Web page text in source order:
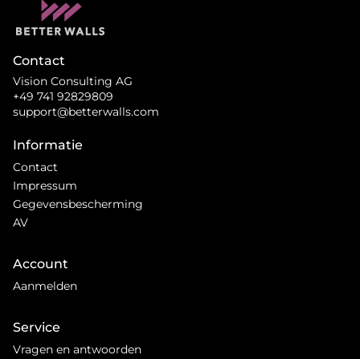
Contact
Vision Consulting AG
+49 741 92829809
support@betterwalls.com
Informatie
Contact
Impressum
Gegevensbescherming
AV
Account
Aanmelden
Service
Vragen en antwoorden